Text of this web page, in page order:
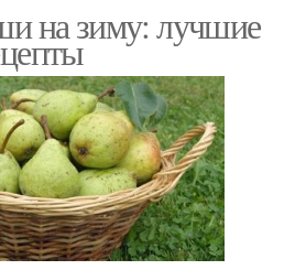
на зиму: лучшие